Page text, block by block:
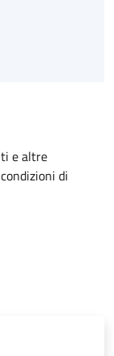
e altre
di